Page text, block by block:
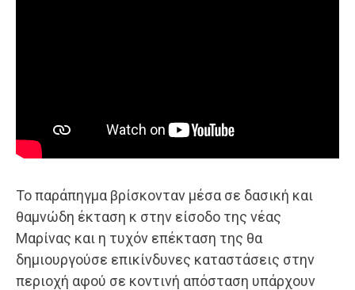
Το παράπηγμα βρίσκονταν μέσα σε δασική και
θαμνώδη έκταση κ στην είσοδο της νέας
Μαρίνας και η τυχόν επέκταση της θα
δημιουργούσε επικίνδυνες καταστάσεις στην
περιοχή αφού σε κοντινή απόσταση υπάρχουν